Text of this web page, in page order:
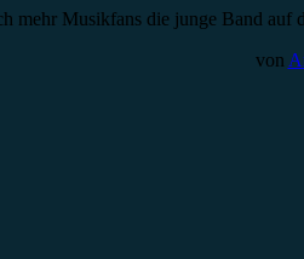
mehr Musikfans die junge Band auf
von